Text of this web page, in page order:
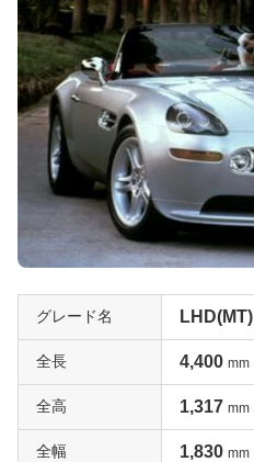
グレード名 LHD(MT)
全長 4,400 mm
全高 1,317 mm
全幅 1,830 mm